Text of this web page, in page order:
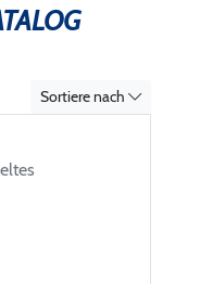
Sortiere nach